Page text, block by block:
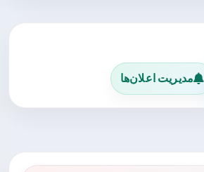
مدیریت اعلان‌ها